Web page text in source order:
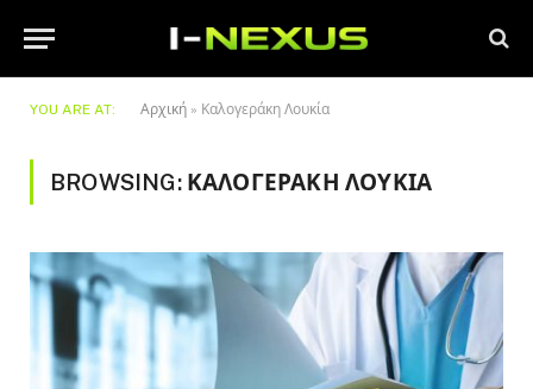
YOU ARE AT: Αρχική » Καλογεράκη Λουκία
BROWSING: ΚΑΛΟΓΕΡΆΚΗ ΛΟΥΚΊΑ